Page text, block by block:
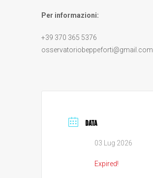
Per informazioni:
+39 370 365 5376
osservatoriobeppeforti@gmail.com
DATA
03 Lug 2026
Expired!